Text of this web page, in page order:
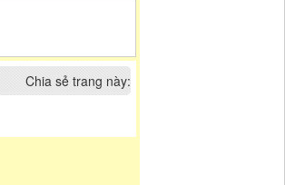
Chia sẻ trang này: